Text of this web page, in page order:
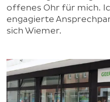
offenes Ohr für mich.
engagierte
sich Wiemer.